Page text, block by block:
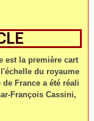
est la première cart
du royaume
France a été réali
François Cassini,